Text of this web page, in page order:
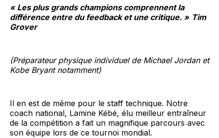
« Les plus grands champions comprennent la
différence entre du feedback et une critique. » Tim
Grover
(Préparateur physique individuel de Michael Jordan et
Kobe Bryant notamment)
Il en est de même pour le staff technique. Notre
coach national, Lamine Kébé, élu meilleur entraîneur
de la compétition a fait un magnifique parcours avec
son équipe lors de ce tournoi mondial.